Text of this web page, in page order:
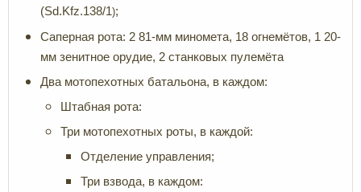
(Sd.Kfz.138/1);
Саперная рота: 2 81-мм миномета, 18 огнемётов, 1 20-
мм зенитное орудие, 2 станковых пулемёта
Два мотопехотных батальона, в каждом:
Штабная рота:
Три мотопехотных роты, в каждой:
Отделение управления;
Три взвода, в каждом: